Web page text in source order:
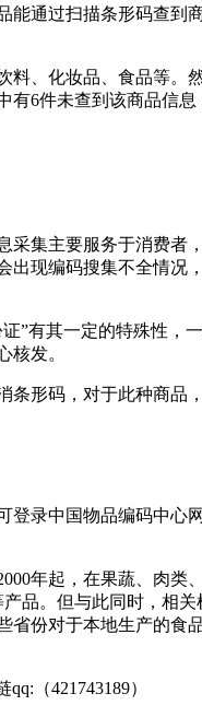
通过扫描条形码查到
、化妆品、食品等。
6件未查到该商品信
集主要服务于消费者
现编码搜集不全情况
有其一定的特殊性，
核发。
形码，对于此种商品
中国物品编码中心网
年起，在果蔬、肉类
品。但与此同时，相
份对于本地生产的食
qq:（421743189）